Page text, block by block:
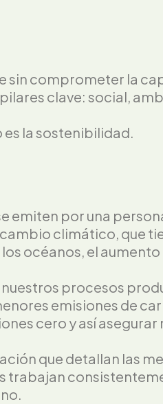
sin comprometer la
clave: social,
la sostenibilidad.
emiten por una
climático, que
océanos, el aumento
procesos
emisiones de
cero y así asegurar
que detallan las
trabajan